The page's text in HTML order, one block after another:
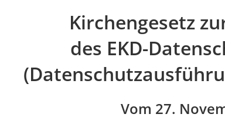
Kirchengesetz
des EKD-
Vom 27.